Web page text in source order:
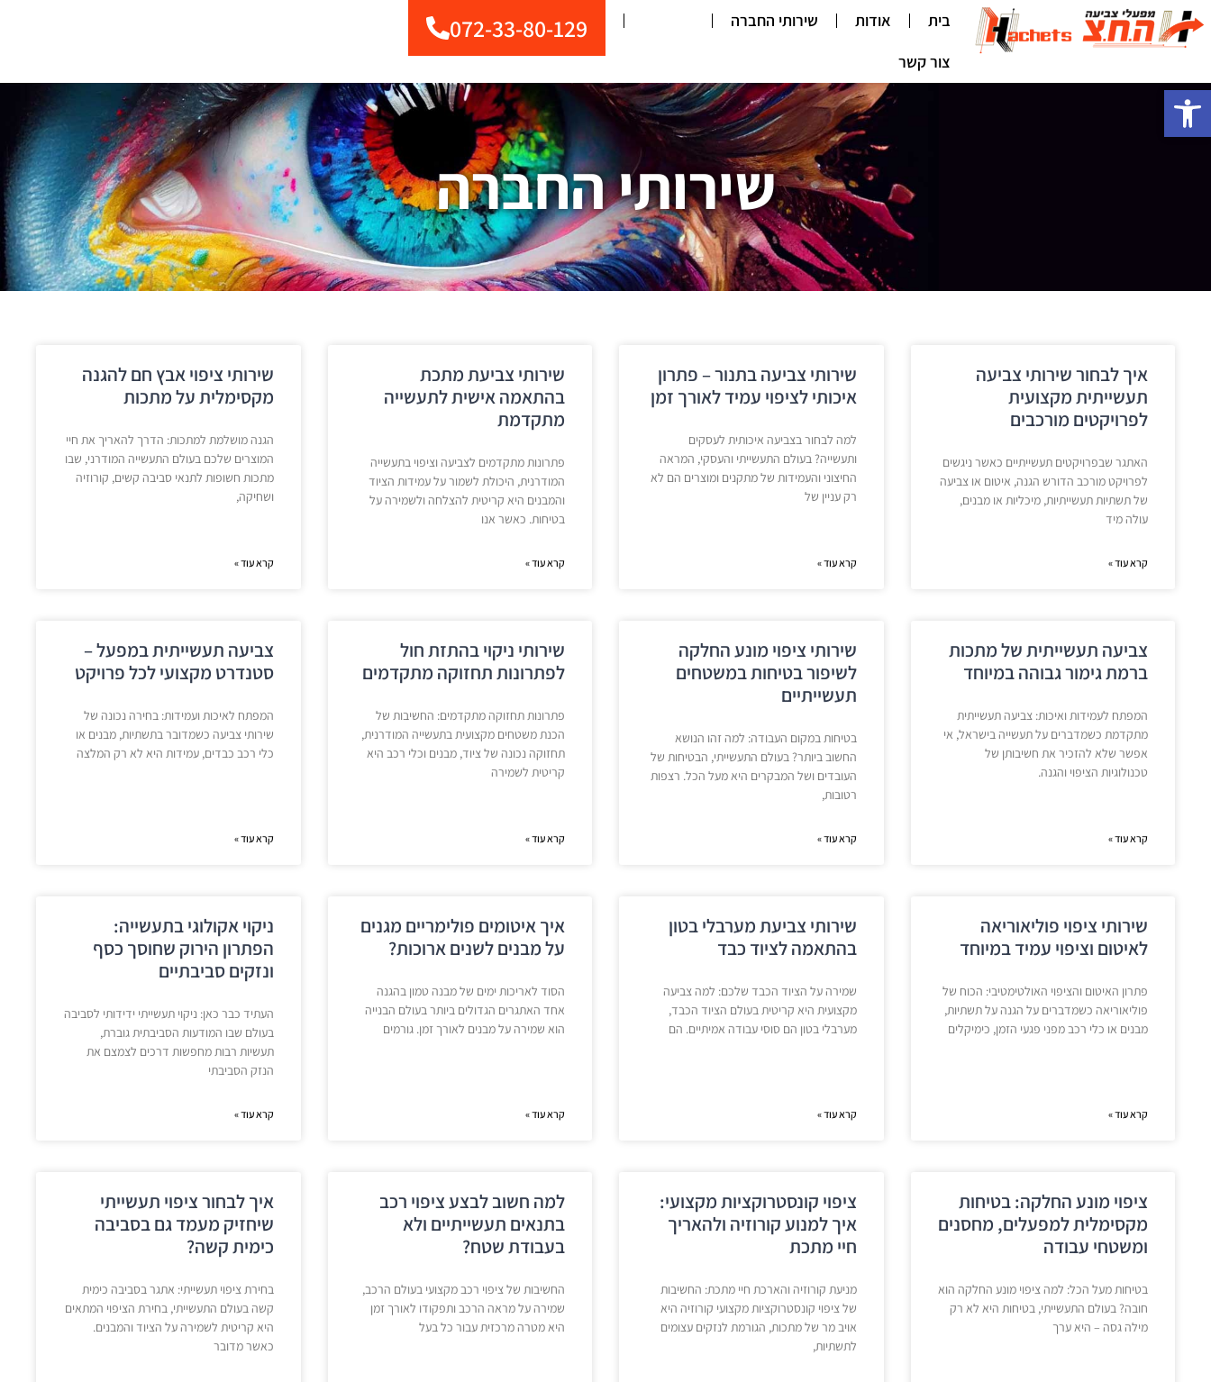
פתח סרגל נגישות
בית אודות שירותי החברה
צור קשר
072-33-80-129
שירותי החברה
איך לבחור שירותי צביעה
תעשייתית מקצועית
לפרויקטים מורכבים
האתגר שבפרויקטים תעשייתיים כאשר ניגשים
לפרויקט מורכב הדורש הגנה, איטום או צביעה
של תשתיות תעשייתיות, מיכליות או מבנים,
עולה מיד
קרא עוד »
שירותי צביעה בתנור – פתרון
איכותי לציפוי עמיד לאורך זמן
למה לבחור בצביעה איכותית לעסקים
ותעשייה? בעולם התעשייתי והעסקי, המראה
החיצוני והעמידות של מתקנים ומוצרים הם לא
רק עניין של
קרא עוד »
שירותי צביעת מתכת
בהתאמה אישית לתעשייה
מתקדמת
פתרונות מתקדמים לצביעה וציפוי בתעשייה
המודרנית, היכולת לשמור על עמידות הציוד
והמבנים היא קריטית להצלחה ולשמירה על
בטיחות. כאשר אנו
קרא עוד »
שירותי ציפוי אבץ חם להגנה
מקסימלית על מתכות
הגנה מושלמת למתכות: הדרך להאריך את חיי
המוצרים שלכם בעולם התעשייה המודרני, שבו
מתכות חשופות לתנאי סביבה קשים, קורוזיה
ושחיקה,
קרא עוד »
צביעה תעשייתית של מתכות
ברמת גימור גבוהה במיוחד
המפתח לעמידות ואיכות: צביעה תעשייתית
מתקדמת כשמדברים על תעשייה בישראל, אי
אפשר שלא להזכיר את חשיבותן של
טכנולוגיות הציפוי והגנה.
קרא עוד »
שירותי ציפוי מונע החלקה
לשיפור בטיחות במשטחים
תעשייתיים
בטיחות במקום העבודה: למה זהו הנושא
החשוב ביותר? בעולם התעשייתי, הבטיחות של
העובדים ושל המבקרים היא מעל הכל. רצפות
רטובות,
קרא עוד »
שירותי ניקוי בהתזת חול
לפתרונות תחזוקה מתקדמים
פתרונות תחזוקה מתקדמים: החשיבות של
הכנת משטחים מקצועית בתעשייה המודרנית,
תחזוקה נכונה של ציוד, מבנים וכלי רכב היא
קריטית לשמירה
קרא עוד »
צביעה תעשייתית במפעל –
סטנדרט מקצועי לכל פרויקט
המפתח לאיכות ועמידות: בחירה נכונה של
שירותי צביעה כשמדובר בתשתיות, מבנים או
כלי רכב כבדים, עמידות היא לא רק המלצה
קרא עוד »
שירותי ציפוי פוליאוריאה
לאיטום וציפוי עמיד במיוחד
פתרון האיטום והציפוי האולטימטיבי: הכוח של
פוליאוריאה כשמדברים על הגנה על תשתיות,
מבנים או כלי רכב מפני פגעי הזמן, כימיקלים
קרא עוד »
שירותי צביעת מערבלי בטון
בהתאמה לציוד כבד
שמירה על הציוד הכבד שלכם: למה צביעה
מקצועית היא קריטית בעולם הציוד הכבד,
מערבלי בטון הם סוסי עבודה אמיתיים. הם
קרא עוד »
איך איטומים פולימריים מגנים
על מבנים לשנים ארוכות?
הסוד לאריכות ימים של מבנה טמון בהגנה
אחד האתגרים הגדולים ביותר בעולם הבנייה
הוא שמירה על מבנים לאורך זמן. גורמים
קרא עוד »
ניקוי אקולוגי בתעשייה:
הפתרון הירוק שחוסך כסף
ונזקים סביבתיים
העתיד כבר כאן: ניקוי תעשייתי ידידותי לסביבה
בעולם שבו המודעות הסביבתית גוברת,
תעשיות רבות מחפשות דרכים לצמצם את
הנזק הסביבתי
קרא עוד »
ציפוי מונע החלקה: בטיחות
מקסימלית למפעלים, מחסנים
ומשטחי עבודה
בטיחות מעל הכל: למה ציפוי מונע החלקה הוא
חובה? בעולם התעשייתי, בטיחות היא לא רק
מילה גסה – היא ערך
ציפוי קונסטרוקציות מקצועי:
איך למנוע קורוזיה ולהאריך
חיי מתכת
מניעת קורוזיה והארכת חיי מתכת: החשיבות
של ציפוי קונסטרוקציות מקצועי קורוזיה היא
אויב מר של מתכות, הגורמת לנזקים עצומים
לתשתיות,
למה חשוב לבצע ציפוי רכב
בתנאים תעשייתיים ולא
בעבודת שטח?
החשיבות של ציפוי רכב מקצועי בעולם הרכב,
שמירה על מראה הרכב ותפקודו לאורך זמן
היא מטרה מרכזית עבור כל בעל
איך לבחור ציפוי תעשייתי
שיחזיק מעמד גם בסביבה
כימית קשה?
בחירת ציפוי תעשייתי: אתגר בסביבה כימית
קשה בעולם התעשייתי, בחירת הציפוי המתאים
היא קריטית לשמירה על הציוד והמבנים.
כאשר מדובר